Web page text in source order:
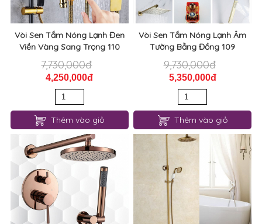
Vòi Sen Tắm Nóng Lạnh Đen
Viền Vàng Sang Trọng 110
7,730,000đ
4,250,000đ
Thêm vào giỏ
Vòi Sen Tắm Nóng Lạnh Âm
Tường Bằng Đồng 109
9,730,000đ
5,350,000đ
Thêm vào giỏ